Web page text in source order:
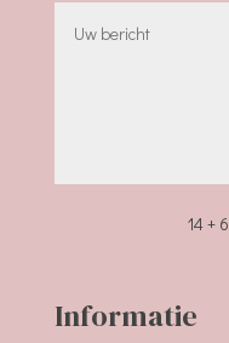
14 + 6
Informatie